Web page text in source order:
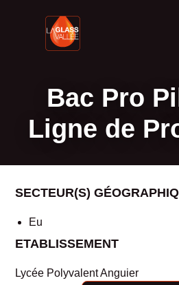
Bac Pro
Ligne de
SECTEUR(S)
Eu
ETABLISSEMENT
Lycée Polyvalent Anguier